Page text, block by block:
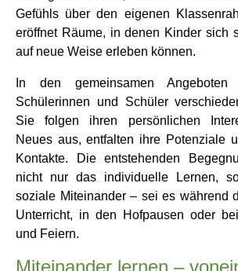
Gefühls über den eigenen
eröffnet Räume, in denen Kinder sich
auf neue Weise erleben können.
In den gemeinsamen
Schülerinnen und Schüler
Sie folgen ihren persönlichen
Neues aus, entfalten ihre Potenziale
Kontakte. Die entstehenden
nicht nur das individuelle Lernen,
soziale Miteinander – sei es während
Unterricht, in den Hofpausen oder
und Feiern.
Miteinander lernen –